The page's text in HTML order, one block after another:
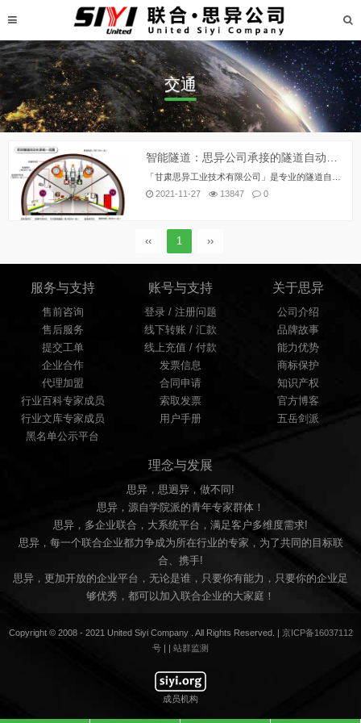
交通
2021-11-27
13847 0
‹‹ 1 ››
服务与支持
售前咨询
售后服务
提交工单
企业合作
代理加盟
行业百科专家成员
行业文库专家成员
黑名单公示平台
账号与支持
登录 / 注册问题
线下转账 / 汇款
线上充值 / 付款
发票信息
合同申请
索取发票
用户手册
关于思异
公司介绍
品牌故事
能力优势
商标保护
知识产权
官方博客
五岳剑派
理念与发展
思异，思迥异，做不同!
思异，源自学院派的青年专家群体！
思异，多企业联合，大系统平台，满足客户多维度需求!
思异，每一个联合企业都力争成为所在行业的专家，为了共同的目标联
合、携手!
思异，更加开放的企业平台，无论是谁，只要你有能力，只要你的企业足
够优秀，都可以加入联合企业的大家庭！
Copyright © 2008 - 2021 United Siyi Company . All Rights Reserved. | 京ICP备16037112
号 | | 站群监测
成员机构